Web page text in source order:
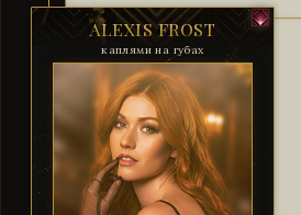
ALEXIS FROST
каплями на губах